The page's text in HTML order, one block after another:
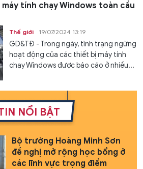
máy tính chạy Windows toàn cầu
Thế giới 19/07/2024 13:19
GD&TĐ - Trong ngày, tình trạng ngừng
hoạt động của các thiết bị máy tính
chạy Windows được báo cáo ở nhiều...
NỔI BẬT
Bộ trưởng Hoàng Minh Sơn
đề nghị mở rộng học bổng ở
các lĩnh vực trọng điểm